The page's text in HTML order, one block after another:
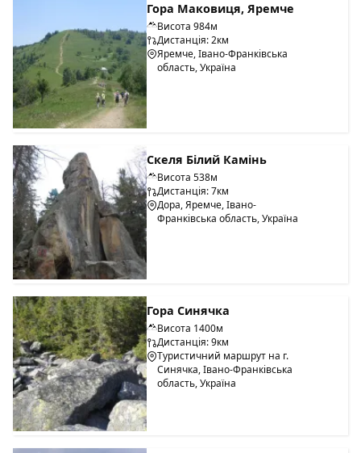
Гора Маковиця, Яремче
Висота 984м
Дистанція: 2км
Яремче, Івано-Франківська
область, Україна
Скеля Білий Камінь
Висота 538м
Дистанція: 7км
Дора, Яремче, Івано-
Франківська область, Україна
Гора Синячка
Висота 1400м
Дистанція: 9км
Туристичний маршрут на г.
Синячка, Івано-Франківська
область, Україна